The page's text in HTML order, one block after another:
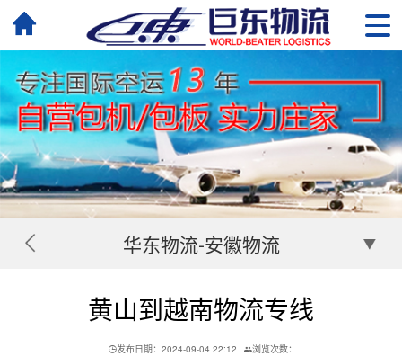
华东物流-安徽物流
黄山到越南物流专线
发布日期：2024-09-04 22:12
浏览次数：